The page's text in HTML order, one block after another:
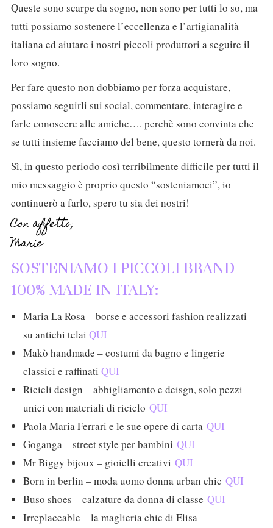
Queste sono scarpe da sogno, non sono per tutti lo so, ma
tutti possiamo sostenere l’eccellenza e l’artigianalità
italiana ed aiutare i nostri piccoli produttori a seguire il
loro sogno.
Per fare questo non dobbiamo per forza acquistare,
possiamo seguirli sui social, commentare, interagire e
farle conoscere alle amiche…. perchè sono convinta che
se tutti insieme facciamo del bene, questo tornerà da noi.
Sì, in questo periodo così terribilmente difficile per tutti il
mio messaggio è proprio questo “sosteniamoci”, io
continuerò a farlo, spero tu sia dei nostri!
Con affetto,
Marie
SOSTENIAMO I PICCOLI BRAND
100% MADE IN ITALY:
Maria La Rosa – borse e accessori fashion realizzati
su antichi telaiQUI
Makò handmade – costumi da bagno e lingerie
classici e raffinatiQUI
Ricicli design – abbigliamento e deisgn, solo pezzi
unici con materiali di ricicloQUI
Paola Maria Ferrari e le sue opere di cartaQUI
Goganga – street style per bambiniQUI
Mr Biggy bijoux – gioielli creativiQUI
Born in berlin – moda uomo donna urban chicQUI
Buso shoes – calzature da donna di classeQUI
Irreplaceable – la maglieria chic di Elisa